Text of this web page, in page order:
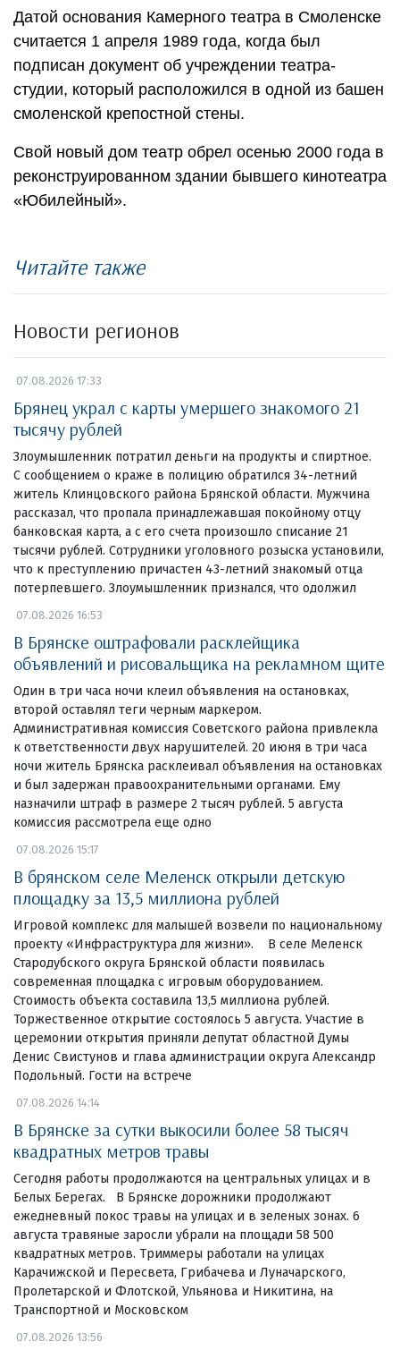
Датой основания Камерного театра в Смоленске
считается 1 апреля 1989 года, когда был
подписан документ об учреждении театра-
студии, который расположился в одной из башен
смоленской крепостной стены.
Свой новый дом театр обрел осенью 2000 года в
реконструированном здании бывшего кинотеатра
«Юбилейный».
Читайте также
Новости регионов
07.08.2026 17:33
Брянец украл с карты умершего знакомого 21
тысячу рублей
Злоумышленник потратил деньги на продукты и спиртное.
С сообщением о краже в полицию обратился 34-летний
житель Клинцовского района Брянской области. Мужчина
рассказал, что пропала принадлежавшая покойному отцу
банковская карта, а с его счета произошло списание 21
тысячи рублей. Сотрудники уголовного розыска установили,
что к преступлению причастен 43-летний знакомый отца
потерпевшего. Злоумышленник признался, что одолжил
07.08.2026 16:53
В Брянске оштрафовали расклейщика
объявлений и рисовальщика на рекламном щите
Один в три часа ночи клеил объявления на остановках,
второй оставлял теги черным маркером.
Административная комиссия Советского района привлекла
к ответственности двух нарушителей. 20 июня в три часа
ночи житель Брянска расклеивал объявления на остановках
и был задержан правоохранительными органами. Ему
назначили штраф в размере 2 тысяч рублей. 5 августа
комиссия рассмотрела еще одно
07.08.2026 15:17
В брянском селе Меленск открыли детскую
площадку за 13,5 миллиона рублей
Игровой комплекс для малышей возвели по национальному
проекту «Инфраструктура для жизни». В селе Меленск
Стародубского округа Брянской области появилась
современная площадка с игровым оборудованием.
Стоимость объекта составила 13,5 миллиона рублей.
Торжественное открытие состоялось 5 августа. Участие в
церемонии открытия приняли депутат областной Думы
Денис Свистунов и глава администрации округа Александр
Подольный. Гости на встрече
07.08.2026 14:14
В Брянске за сутки выкосили более 58 тысяч
квадратных метров травы
Сегодня работы продолжаются на центральных улицах и в
Белых Берегах. В Брянске дорожники продолжают
ежедневный покос травы на улицах и в зеленых зонах. 6
августа травяные заросли убрали на площади 58 500
квадратных метров. Триммеры работали на улицах
Карачижской и Пересвета, Грибачева и Луначарского,
Пролетарской и Флотской, Ульянова и Никитина, на
Транспортной и Московском
07.08.2026 13:56